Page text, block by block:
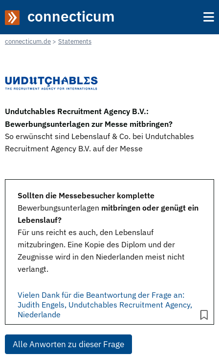
connecticum
connecticum.de Statements
Undutchables Recruitment Agency B.V.:
Bewerbungsunterlagen zur Messe mitbringen?
So erwünscht sind Lebenslauf & Co. bei Undutchables
Recruitment Agency B.V. auf der Messe
Sollten die Messebesucher komplette
Bewerbungsunterlagen mitbringen oder genügt ein
Lebenslauf?
Für uns reicht es auch, den Lebenslauf
mitzubringen. Eine Kopie des Diplom und der
Zeugnisse wird in den Niederlanden meist nicht
verlangt.
Vielen Dank für die Beantwortung der Frage an:
Judith Engels, Undutchables Recruitment Agency,
Niederlande
Alle Anworten zu dieser Frage